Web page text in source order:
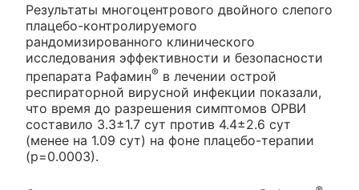
Результаты многоцентрового двойного слепого
плацебо-контролируемого
рандомизированного клинического
исследования эффективности и безопасности
препарата Рафамин® в лечении острой
респираторной вирусной инфекции показали,
что время до разрешения симптомов ОРВИ
составило 3.3±1.7 сут против 4.4±2.6 сут
(менее на 1.09 сут) на фоне плацебо-терапии
(р=0.0003).